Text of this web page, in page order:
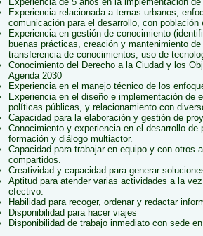
Experiencia relacionada a temas urbanos,
comunicación para el desarrollo, con
Experiencia en gestión de conocimiento
buenas prácticas, creación y mantenimiento
transferencia de conocimientos, uso de
Conocimiento del Derecho a la Ciudad y los
Agenda 2030
Experiencia en el manejo técnico de los
Experiencia en el diseño e implementación de
políticas públicas, y relacionamiento con
Capacidad para la elaboración y gestión de
Conocimiento y experiencia en el desarrollo
formación y diálogo multiactor.
Capacidad para trabajar en equipo y con otros
compartidos.
Creatividad y capacidad para generar
Aptitud para atender varias actividades a la
efectivo.
Habilidad para recoger, ordenar y redactar
Disponibilidad para hacer viajes
Disponibilidad de trabajo inmediato con sede